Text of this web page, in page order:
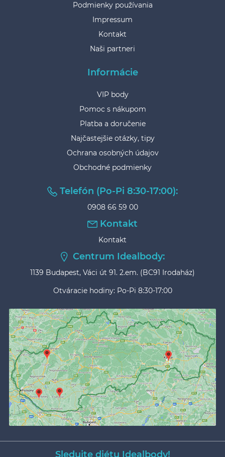
Podmienky používania
Impressum
Kontakt
Naši partneri
Informácie
VIP body
Pomoc s nákupom
Platba a doručenie
Najčastejšie otázky, tipy
Ochrana osobných údajov
Obchodné podmienky
Telefón (Po-Pi 8:30-17:00):
0908 66 59 00
Kontakt
Kontakt
Centrum Idealbody:
1139 Budapest, Váci út 91. 2.em. (BC91 Irodaház)
Otváracie hodiny: Po-Pi 8:30-17:00
Sledujte diétu Idealbody!